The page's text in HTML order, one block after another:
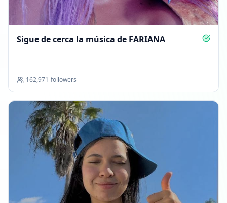
Sigue de cerca la música de FARIANA
162,971 followers